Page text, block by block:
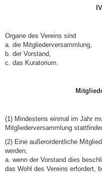
Organe des Vereins sind
a. die Mitgliederversammlung,
b. der Vorstand,
c. das Kuratorium.
(1) Mindestens einmal im Jahr
Mitgliederversammlung
(2) Eine außerordentliche
werden,
a. wenn der Vorstand dies
das Wohl des Vereins erfordert,